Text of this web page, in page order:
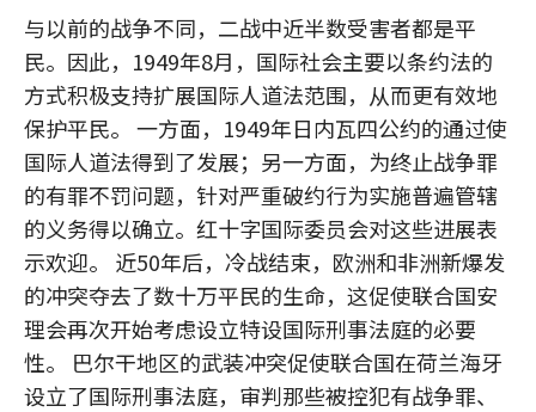
与以前的战争不同，二战中近半数受害者都是平
民。因此，1949年8月，国际社会主要以条约法的
方式积极支持扩展国际人道法范围，从而更有效地
保护平民。 一方面，1949年日内瓦四公约的通过使
国际人道法得到了发展；另一方面，为终止战争罪
的有罪不罚问题，针对严重破约行为实施普遍管辖
的义务得以确立。红十字国际委员会对这些进展表
示欢迎。 近50年后，冷战结束，欧洲和非洲新爆发
的冲突夺去了数十万平民的生命，这促使联合国安
理会再次开始考虑设立特设国际刑事法庭的必要
性。 巴尔干地区的武装冲突促使联合国在荷兰海牙
设立了国际刑事法庭，审判那些被控犯有战争罪、